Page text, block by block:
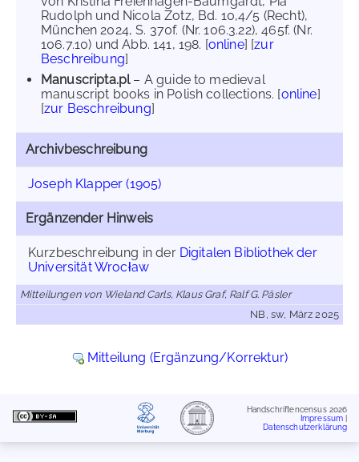
Rudolph und Nicola Zotz, Bd. 10,4/5 (Recht),
München 2024, S. 370f. (Nr. 106.3.22), 465f. (Nr.
106.7.10) und Abb. 141, 198. [online] [zur
Beschreibung]
Manuscripta.pl – A guide to medieval
manuscript books in Polish collections. [online]
[zur Beschreibung]
Archivbeschreibung
Joseph Klapper (1905)
Ergänzender Hinweis
Kurzbeschreibung in der Digitalen Bibliothek der
Universität Wrocław
Mitteilungen von Wieland Carls, Klaus Graf, Ralf G. Päsler
NB, sw, März 2025
Mitteilung (Ergänzung/Korrektur)
Handschriftencensus 2026
Impressum
Datenschutzerklärung